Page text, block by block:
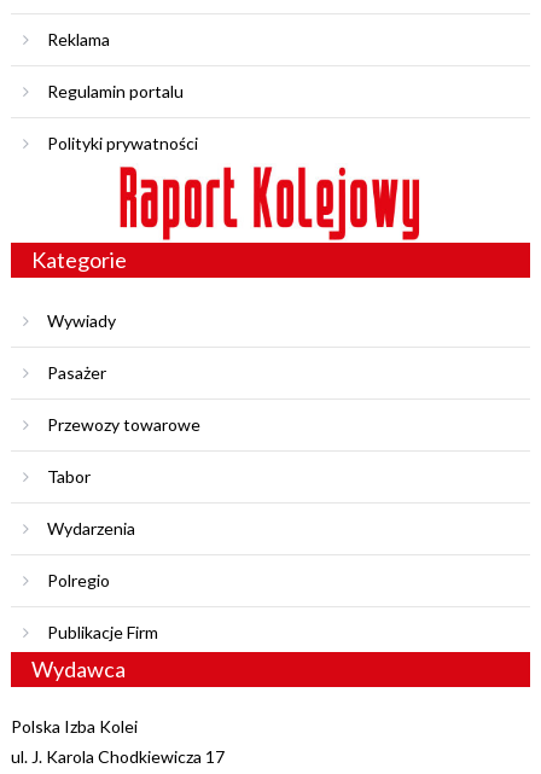
Reklama
Regulamin portalu
Polityki prywatności
Kategorie
Wywiady
Pasażer
Przewozy towarowe
Tabor
Wydarzenia
Polregio
Publikacje Firm
Wydawca
Polska Izba Kolei
ul. J. Karola Chodkiewicza 17